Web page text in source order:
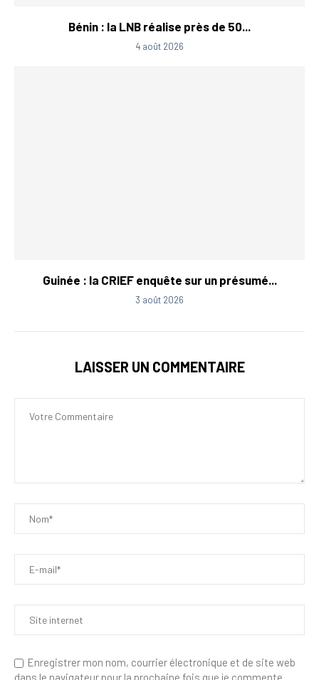
Bénin : la LNB réalise près de 50...
4 août 2026
Guinée : la CRIEF enquête sur un présumé...
3 août 2026
LAISSER UN COMMENTAIRE
Enregistrer mon nom, courrier électronique et de site web
dans le navigateur pour la prochaine fois que je commente.